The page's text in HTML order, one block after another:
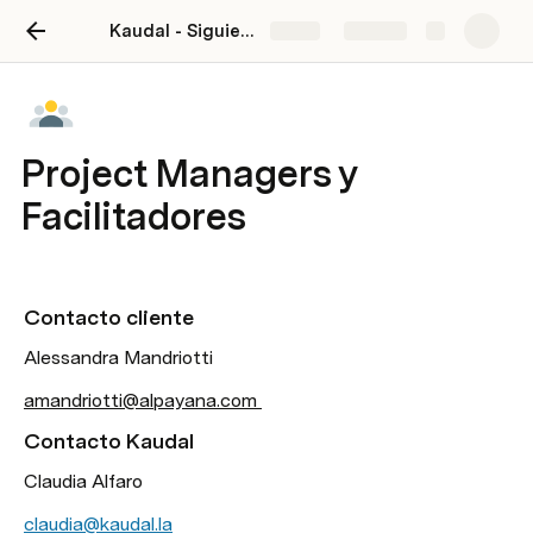
Kaudal - Siguientes Pasos - ALPAYANA
Project Managers y
Facilitadores
Contacto cliente
Alessandra Mandriotti
amandriotti@alpayana.com
Contacto Kaudal
Claudia Alfaro
claudia@kaudal.la